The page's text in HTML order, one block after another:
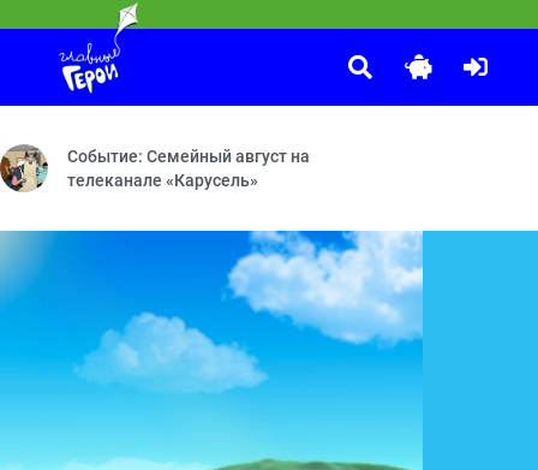
на телевидении. Программа существует с сентября
Оранжевая корова
Как раньше — Ключ — Предсказание — Ну и фрукт —
Событие: Семейный август на
телеканале «Карусель»